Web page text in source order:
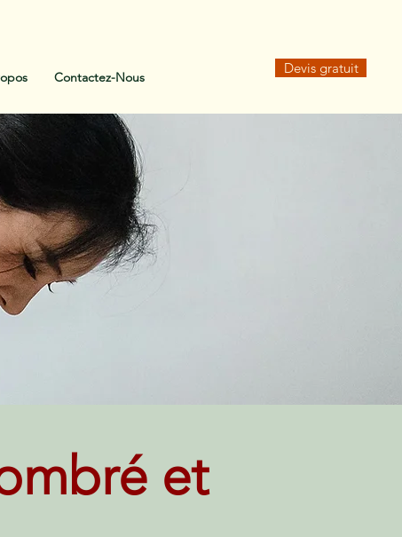
Contactez-Nous
Devis gratuit
et